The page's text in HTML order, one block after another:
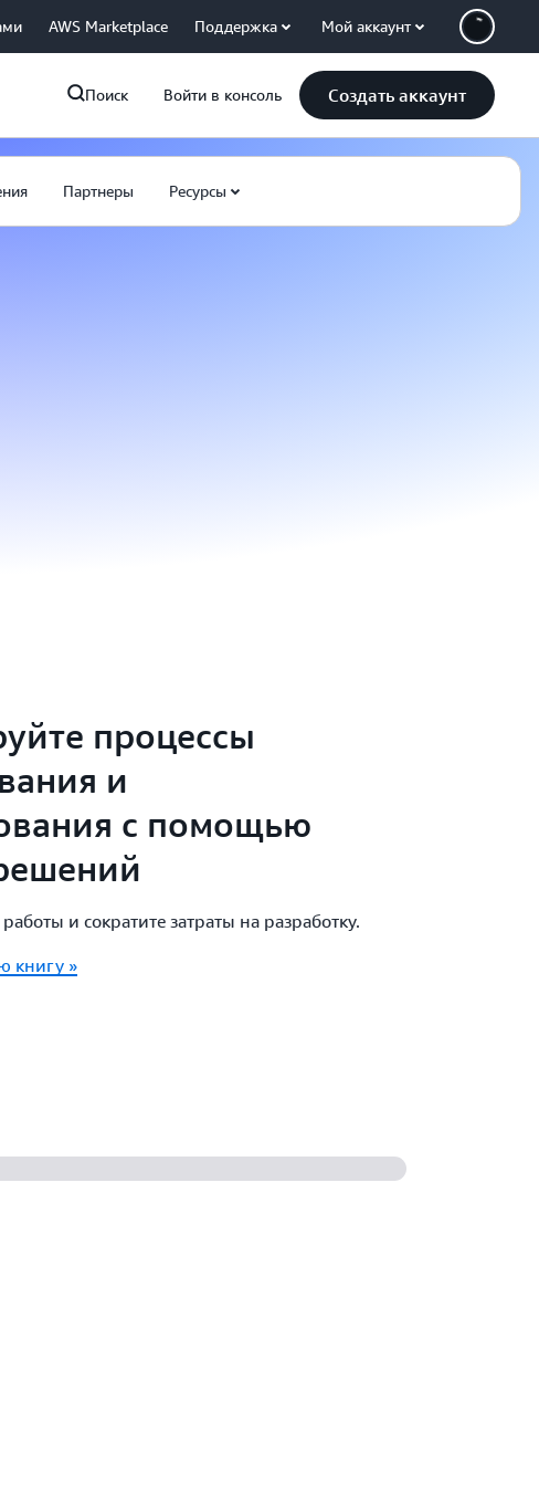
AWS Marketplace Поддержка Мой аккаунт
Поиск Войти в консоль Создать аккаунт
Партнеры Ресурсы
процессы
и
с помощью
и сократите затраты на разработку.
книгу »